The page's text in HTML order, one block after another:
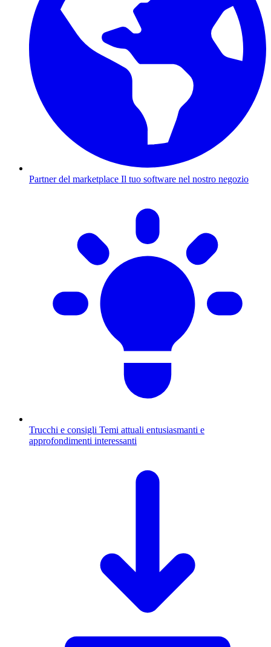
Partner del marketplace Il tuo software nel nostro negozio
Trucchi e consigli Temi attuali entusiasmanti e
approfondimenti interessanti